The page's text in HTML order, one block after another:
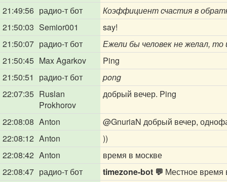
21:49:56 радио-т бот
Коэффициент счастия в
21:50:03 Semior001
say!
21:50:07 радио-т бот
Ежели бы человек не желал,
21:50:45 Max Agarkov
Ping
21:50:51
радио-т бот
pong
22:07:35 Ruslan
Prokhorov
добрый вечер. Ping
22:08:08 Anton @GnuriaN добрый вечер,
22:08:12 Anton
))
22:08:42 Anton
время в москве
22:08:47 радио-т бот timezone-bot 💬 Местное время